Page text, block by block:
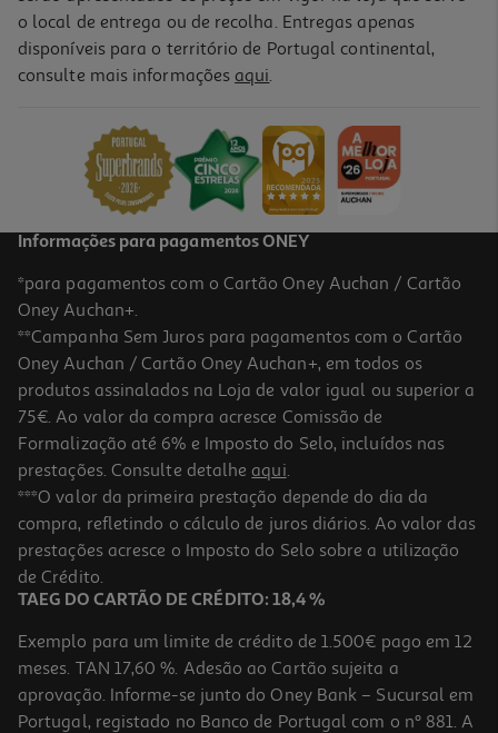
Creme Corpo Mixa Ureia 400
4.0
Creme Lata De Rosto Corpo E Mãos Mini Nivea 30 Ml
66.33 €/Lt
1,99 €
o local de entrega ou de recolha. Entregas apenas
disponíveis para o território de Portugal continental,
consulte mais informações aqui.
Informações para pagamentos ONEY
*para pagamentos com o Cartão Oney Auchan / Cartão
Oney Auchan+.
**Campanha Sem Juros para pagamentos com o Cartão
Oney Auchan / Cartão Oney Auchan+, em todos os
produtos assinalados na Loja de valor igual ou superior a
75€. Ao valor da compra acresce Comissão de
Formalização até 6% e Imposto do Selo, incluídos nas
prestações. Consulte detalhe aqui.
***O valor da primeira prestação depende do dia da
compra, refletindo o cálculo de juros diários. Ao valor das
prestações acresce o Imposto do Selo sobre a utilização
de Crédito.
TAEG DO CARTÃO DE CRÉDITO: 18,4 %
Exemplo para um limite de crédito de 1.500€ pago em 12
meses. TAN 17,60 %. Adesão ao Cartão sujeita a
aprovação. Informe-se junto do Oney Bank – Sucursal em
Portugal, registado no Banco de Portugal com o nº 881. A